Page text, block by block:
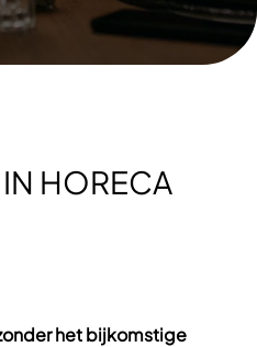
HORECA
het bijkomstige